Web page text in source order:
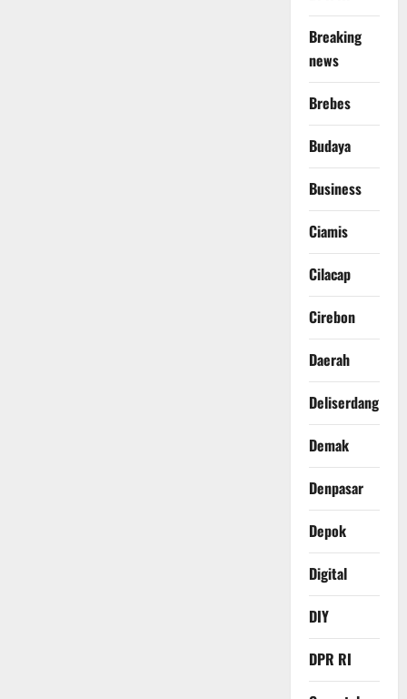
Breaking
news
Brebes
Budaya
Business
Ciamis
Cilacap
Cirebon
Daerah
Deliserdang
Demak
Denpasar
Depok
Digital
DIY
DPR RI